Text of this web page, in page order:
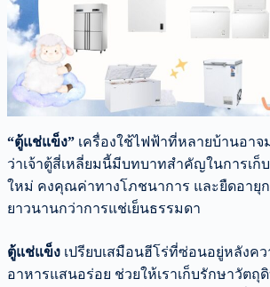
“ตู้แช่แข็ง” เครื่องใช้ไฟฟ้าที่หลายบ้านอา
ว่าเจ้าตู้สี่เหลี่ยมนี้มีบทบาทสำคัญในการเก็
ใหม่ คงคุณค่าทางโภชนาการ และยืดอายุ
ยาวนานกว่าการแช่เย็นธรรมดา
ตู้แช่แข็ง เปรียบเสมือนฮีโร่ที่ซ่อนอยู่หลังค
อาหารแสนอร่อย ช่วยให้เราเก็บรักษาวัตถุ